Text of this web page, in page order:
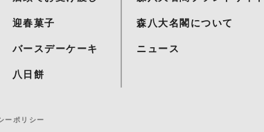
迎春菓子
バースデーケーキ
八日餅
森八大名閣について
ニュース
ーポリシー